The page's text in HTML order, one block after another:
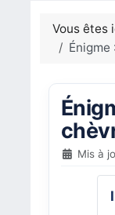
Vous êtes
Énigme
Mis à